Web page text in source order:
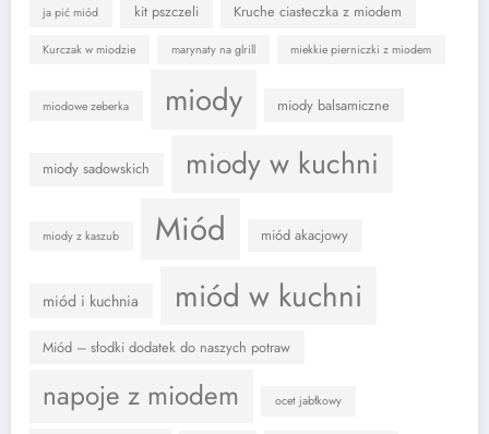
ja pić miód kit pszczeli Kruche ciasteczka z miodem
Kurczak w miodzie marynaty na glrill miekkie pierniczki z miodem
miodowe zeberka miody miody balsamiczne
miody sadowskich miody w kuchni
miody z kaszub Miód miód akacjowy
miód i kuchnia miód w kuchni
Miód – słodki dodatek do naszych potraw
napoje z miodem ocet jabłkowy